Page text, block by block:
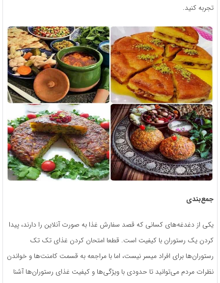
تجربه کنید.
جمع‌­بندی
یکی از دغدغه­‌های کسانی که قصد سفارش غذا به صورت آنلاین را دارند، پیدا
کردن یک رستوران با کیفیت است. قطعا امتحان کردن غذای تک تک
رستوران‌­ها برای افراد میسر نیست، اما با مراجعه به قسمت کامنت­‌ها و خواندن
نظرات مردم می­‌توانید تا حدودی با ویژگی­‌ها و کیفیت غذای رستوران­‌ها آشنا